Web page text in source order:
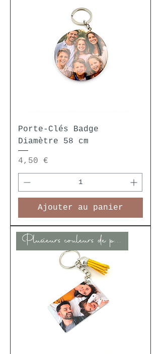
Porte-Clés Badge
Diamètre 58 cm
Prix
4,50 €
Ajouter au panier
Plusieurs couleurs de pompon